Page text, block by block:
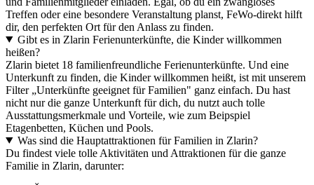
Treffen oder eine besondere Veranstaltung planst, FeWo-direkt hilft
dir, den perfekten Ort für den Anlass zu finden.
Gibt es in Zlarin Ferienunterkünfte, die Kinder willkommen
heißen?
Zlarin bietet 18 familienfreundliche Ferienunterkünfte. Und eine
Unterkunft zu finden, die Kinder willkommen heißt, ist mit unserem
Filter „Unterkünfte geeignet für Familien" ganz einfach. Du hast
nicht nur die ganze Unterkunft für dich, du nutzt auch tolle
Ausstattungsmerkmale und Vorteile, wie zum Beipspiel
Etagenbetten, Küchen und Pools.
Was sind die Hauptattraktionen für Familien in Zlarin?
Du findest viele tolle Aktivitäten und Attraktionen für die ganze
Familie in Zlarin, darunter: